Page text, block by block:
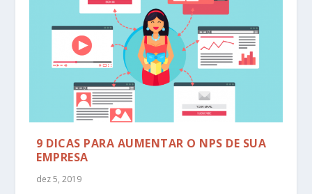
9 DICAS PARA AUMENTAR O NPS DE SUA
EMPRESA
dez 5, 2019